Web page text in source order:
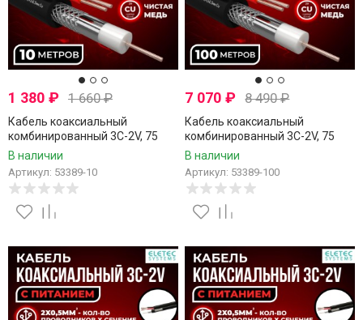
1 380 ₽ 1 660₽
Кабель коаксиальный
комбинированный 3C-2V, 75
Ом, чистая медь с кабелем
одножильный), наружный,
черный, 10 метров
В наличии
Артикул: 53389-10
7 070₽ 8 490₽
Кабель коаксиальный
комбинированный 3C-2V, 75
Ом, чистая медь с кабелем
одножильный), наружный,
черный, 100 метров
В наличии
Артикул: 53389-100